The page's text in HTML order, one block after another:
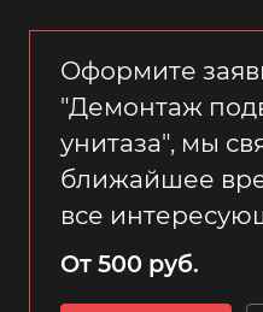
Оформите
"Демонтаж
унитаза", мы
ближайшее
все
От 500 руб.